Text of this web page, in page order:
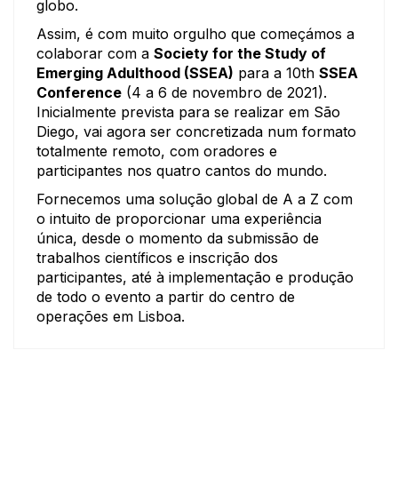
globo.
Assim, é com muito orgulho que começámos a
colaborar com a Society for the Study of
Emerging Adulthood (SSEA) para a 10th SSEA
Conference (4 a 6 de novembro de 2021).
Inicialmente prevista para se realizar em São
Diego, vai agora ser concretizada num formato
totalmente remoto, com oradores e
participantes nos quatro cantos do mundo.
Fornecemos uma solução global de A a Z com
o intuito de proporcionar uma experiência
única, desde o momento da submissão de
trabalhos científicos e inscrição dos
participantes, até à implementação e produção
de todo o evento a partir do centro de
operações em Lisboa.